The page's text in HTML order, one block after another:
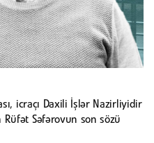
icraçı Daxili İşlər Nazirliyidir
Səfərovun son sözü